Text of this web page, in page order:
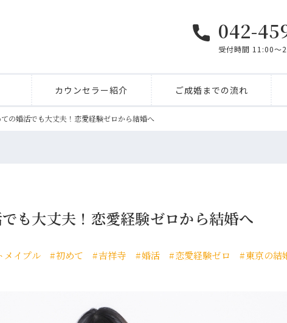
042-
受付時間 11:00〜
カウンセラー紹介 ご成婚までの流れ
の婚活でも大丈夫！恋愛経験ゼロから結婚へ
も大丈夫！恋愛経験ゼロから結婚へ
メイプル 初めて 吉祥寺 婚活 恋愛経験ゼロ
東京の結